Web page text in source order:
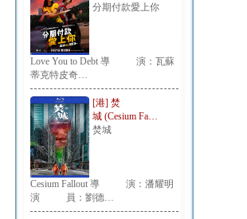
分期付款愛上你
Love You to Debt 導 演：瓦蘇
蒂克特皮奇…
[港] 焚
城 (Cesium Fa…
焚城
Cesium Fallout 導 演：潘耀明
演 員：劉德…